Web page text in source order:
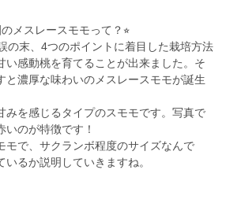
メスレースモモって？⭐︎
の末、4つのポイントに着目した栽培方法
い感動桃を育てることが出来ました。そ
と濃厚な味わいのメスレースモモが誕生
みを感じるタイプのスモモです。写真で
いのが特徴です！
モで、サクランボ程度のサイズなんで
るか説明していきますね。